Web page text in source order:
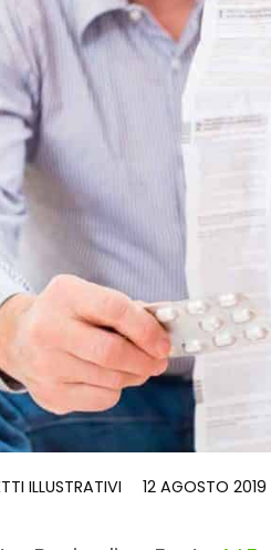
ILLUSTRATIVI 12 AGOSTO 2019